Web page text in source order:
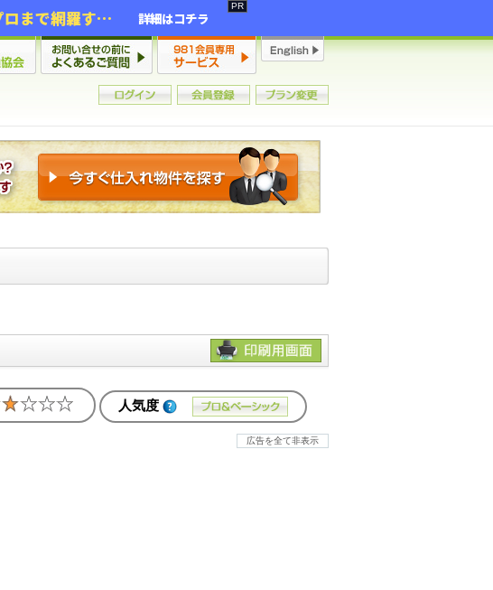
2年連続増加・15年ぶりの大チャンス到来！初心者からプロまで網羅する「競売不動産・超実践投資セミナー」♦神奈川県 横浜 in 神奈川 詳細はコチラ
人気度
広告を全て非表示